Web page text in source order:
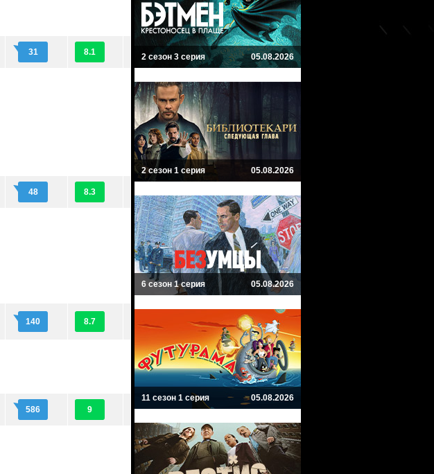
31 8.1
48 8.3
140 8.7
586 9
2 сезон 3 серия 05.08.2026
2 сезон 1 серия 05.08.2026
6 сезон 1 серия 05.08.2026
11 сезон 1 серия 05.08.2026